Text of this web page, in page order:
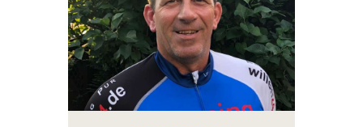
GALERIE
SPONSOREN
STRECKEN
ANSPRECHPARTNER